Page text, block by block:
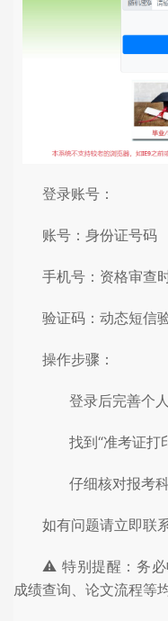
登录账号：
账号：身份证号码
手机号：资格审查
验证码：动态短信
操作步骤：
登录后完善个
找到“准考证打
仔细核对报考
如有问题请立即联
⚠️ 特别提醒：务必
成绩查询、论文流程等